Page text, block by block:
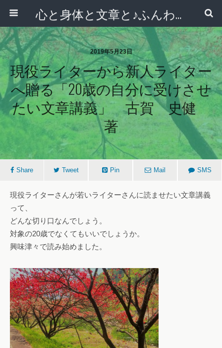
心と身体と文章と♪ふんわりシンプルライフ講座 【西宮・宝塚】
2019年5月23日
現役ライターから新人ライター
へ贈る「20歳の自分に受けさせ
たい文章講義」 古賀 史健
著
Share Tweet Pin Mail SMS
現役ライターさんが若いライターさんに読ませたい文章講義
って、
どんな切り口なんでしょう。
対象の20歳でなくてもいいでしょうか。
興味津々で読み始めました。